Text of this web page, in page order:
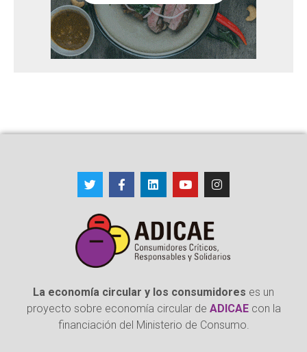
La economía circular y los consumidores es un
proyecto sobre economía circular de ADICAEcon la
financiación del Ministerio de Consumo.